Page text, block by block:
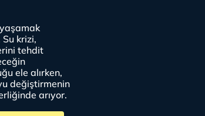
krizi,
tehdit
ele alırken,
değiştirmenin
arıyor.